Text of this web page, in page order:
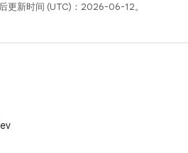
更新时间 (UTC)：2026-06-12。